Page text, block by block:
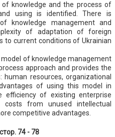
knowledge and the process of
using is identified. There is
knowledge management and
of adaptation of foreign
to current conditions of Ukrainian
of knowledge management
approach and provides the
resources, organizational
of using this model in
efficiency of existing enterprise
costs from unused intellectual
competitive advantages.
74 - 78